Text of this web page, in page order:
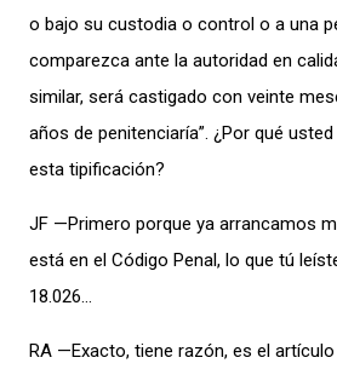
o bajo su custodia o control o a una
comparezca ante la autoridad en
similar, será castigado con veinte
años de penitenciaría”. ¿Por qué
esta tipificación?
JF —Primero porque ya arrancamos
está en el Código Penal, lo que tú
18.026…
RA —Exacto, tiene razón, es el artículo